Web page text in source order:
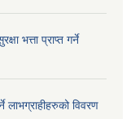
भत्ता प्राप्त गर्ने
लाभग्राहीहरुको विवरण